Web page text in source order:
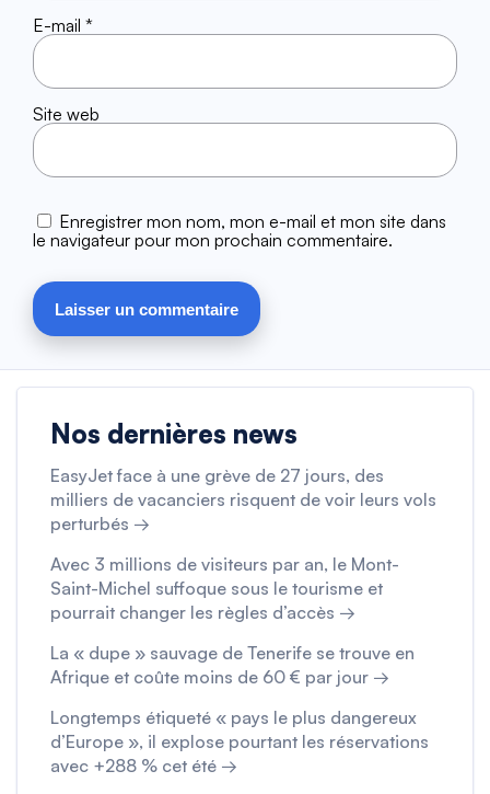
E-mail *
Site web
Enregistrer mon nom, mon e-mail et mon site dans
le navigateur pour mon prochain commentaire.
Nos dernières news
EasyJet face à une grève de 27 jours, des
milliers de vacanciers risquent de voir leurs vols
perturbés →
Avec 3 millions de visiteurs par an, le Mont-
Saint-Michel suffoque sous le tourisme et
pourrait changer les règles d’accès →
La « dupe » sauvage de Tenerife se trouve en
Afrique et coûte moins de 60 € par jour →
Longtemps étiqueté « pays le plus dangereux
d’Europe », il explose pourtant les réservations
avec +288 % cet été →